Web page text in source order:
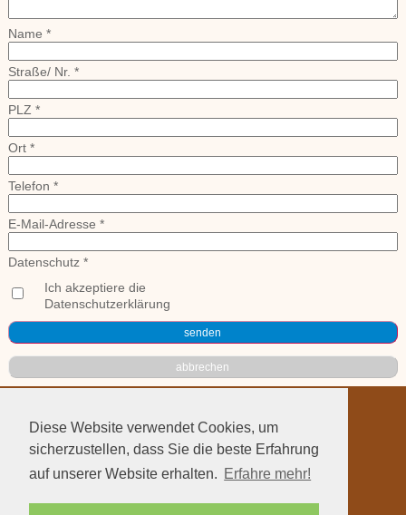
Diese Website verwendet Cookies, um
sicherzustellen, dass Sie die beste Erfahrung
auf unserer Website erhalten. Erfahre mehr!
Name *
Straße/ Nr. *
PLZ *
Ort *
Telefon *
E-Mail-Adresse *
Datenschutz *
Ich akzeptiere die
Datenschutzerklärung
Datenschutz
Kontakt
Anfahrt